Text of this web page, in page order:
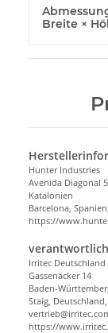
Breite ×
Hunter Industries
Avenida Diagonal
Katalonien
Barcelona,
https://
Irritec Deutschland
Gassenäcker 14
Baden-
Staig,
https://